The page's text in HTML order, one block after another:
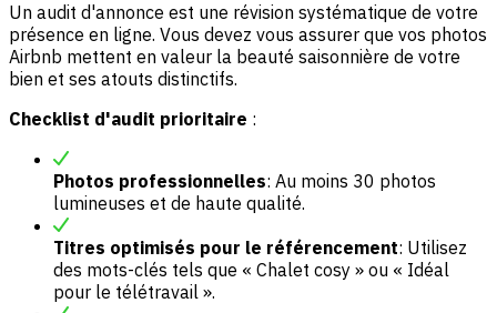
Un audit d'annonce est une révision systématique de votre
présence en ligne. Vous devez vous assurer que vos photos
Airbnb mettent en valeur la beauté saisonnière de votre
bien et ses atouts distinctifs.
Checklist d'audit prioritaire :
Photos professionnelles: Au moins 30 photos
lumineuses et de haute qualité.
Titres optimisés pour le référencement: Utilisez
des mots-clés tels que « Chalet cosy » ou « Idéal
pour le télétravail ».